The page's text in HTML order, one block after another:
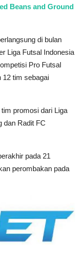
Beans and Ground
di bulan
Liga Futsal Indonesia
Pro Futsal
12 tim sebagai
promosi dari Liga
dan Radit FC
pada 21
perombakan pada